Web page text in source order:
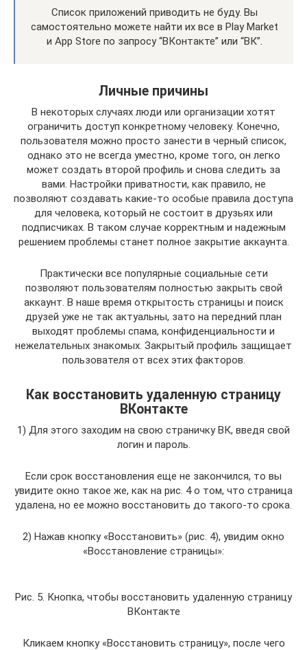
Список приложений приводить не буду. Вы
самостоятельно можете найти их все в Play Market
и App Store по запросу “ВКонтакте” или “ВК”.
Личные причины
В некоторых случаях люди или организации хотят
ограничить доступ конкретному человеку. Конечно,
пользователя можно просто занести в черный список,
однако это не всегда уместно, кроме того, он легко
может создать второй профиль и снова следить за
вами. Настройки приватности, как правило, не
позволяют создавать какие-то особые правила доступа
для человека, который не состоит в друзьях или
подписчиках. В таком случае корректным и надежным
решением проблемы станет полное закрытие аккаунта.
Практически все популярные социальные сети
позволяют пользователям полностью закрыть свой
аккаунт. В наше время открытость страницы и поиск
друзей уже не так актуальны, зато на передний план
выходят проблемы спама, конфиденциальности и
нежелательных знакомых. Закрытый профиль защищает
пользователя от всех этих факторов.
Как восстановить удаленную страницу
ВКонтакте
1) Для этого заходим на свою страничку ВК, введя свой
логин и пароль.
Если срок восстановления еще не закончился, то вы
увидите окно такое же, как на рис. 4 о том, что страница
удалена, но ее можно восстановить до такого-то срока.
2) Нажав кнопку «Восстановить» (рис. 4), увидим окно
«Восстановление страницы»:
Рис. 5. Кнопка, чтобы восстановить удаленную страницу
ВКонтакте
Кликаем кнопку «Восстановить страницу», после чего